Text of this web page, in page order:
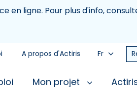
en ligne. Pour plus d'info,
A propos d'Actiris Fr
Mon projet